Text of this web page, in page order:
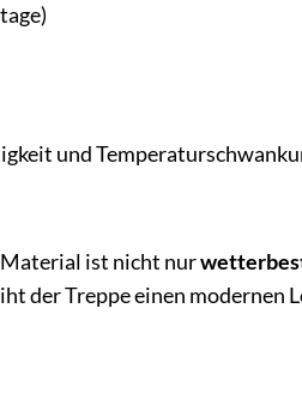
und
Material ist nicht nur
der Treppe einen modernen